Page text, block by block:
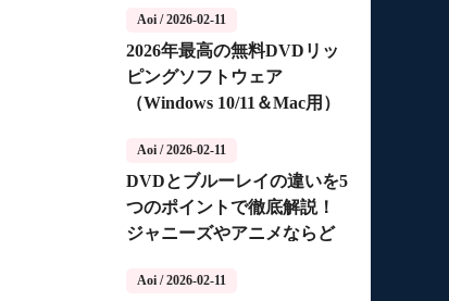
Aoi / 2026-02-11
2026年最高の無料DVDリッ
ピングソフトウェア
（Windows 10/11＆Mac用）
Aoi / 2026-02-11
DVDとブルーレイの違いを5
つのポイントで徹底解説！
ジャニーズやアニメならど
Aoi / 2026-02-11